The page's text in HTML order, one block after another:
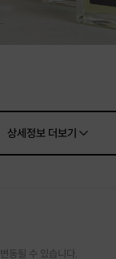
이라 사용 못 하시는 분
상세정보더보기
동될 수 있습니다.